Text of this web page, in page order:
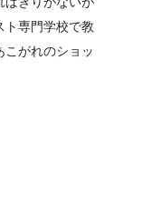
ト専門学校で教
がれのショッ